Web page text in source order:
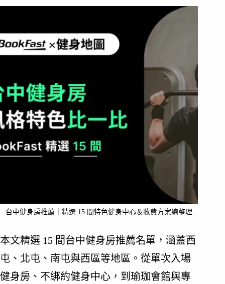
台中健身房推薦｜精選 15 間特色健身中心＆收費方案總整理
本文精選 15 間台中健身房推薦名單，涵蓋西
屯、北屯、南屯與西區等地區。從單次入場
健身房、不綁約健身中心，到瑜珈會館與專